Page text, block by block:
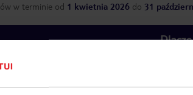
w terminie od 1 kwietnia 2026 do 31